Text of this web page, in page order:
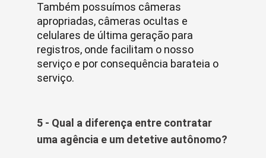
Também possuímos câmeras
apropriadas, câmeras ocultas e
celulares de última geração para
registros, onde facilitam o nosso
serviço e por consequência barateia o
serviço.
5 - Qual a diferença entre contratar
uma agência e um detetive autônomo?